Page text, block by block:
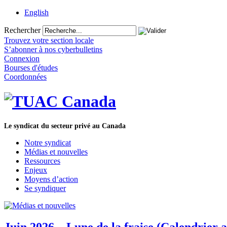
English
Rechercher
Trouvez votre section locale
S’abonner à nos cyberbulletins
Connexion
Bourses d'études
Coordonnées
Le syndicat du secteur privé au Canada
Notre syndicat
Médias et nouvelles
Ressources
Enjeux
Moyens d’action
Se syndiquer